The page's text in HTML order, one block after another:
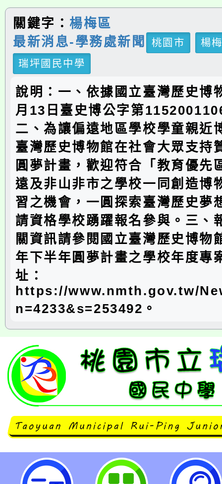
關鍵字： 楊梅區
最新消息-學務處新聞
桃園市
楊
瑞坪國民中學
說明：一、依據國立臺灣歷史博
月13日臺史博公字第
二、為讓偏遠地區學校學童親近
臺灣歷史博物館在社會大眾支持
圓夢計畫，歡迎符合「教育優先
遠及非山非市之學校一同創造博
習之機會，一圓探索臺灣歷史夢
請資格學校踴躍報名參與。三、
關資訊請參閱國立臺灣歷史博物
年下半年圓夢計畫之學校年度專
址：
https://www.nmth.gov.tw/
n=4233&s=253492。
主旨：轉知國立臺灣歷史博物館辦
年圓夢計畫之學校年度專案」，詳